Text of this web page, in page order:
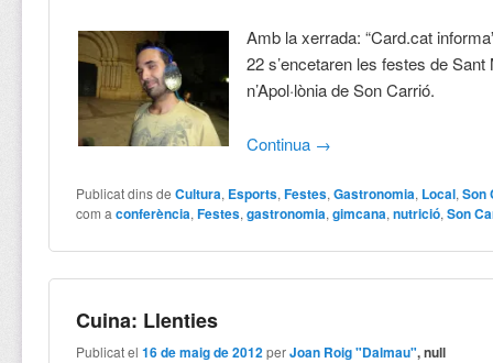
Amb la xerrada: “Card.cat
22 s’encetaren les festes de Sant
n’Apol·lònia de Son Carrió.
Continua →
Publicat dins de Cultura, Esports,Festes,Gastronomia, Local,Son
com a conferència,Festes,gastronomia,gimcana,nutrició,Son
Cuina: Llenties
Publicat el16 de maig de 2012 perJoan Roig "Dalmau", null